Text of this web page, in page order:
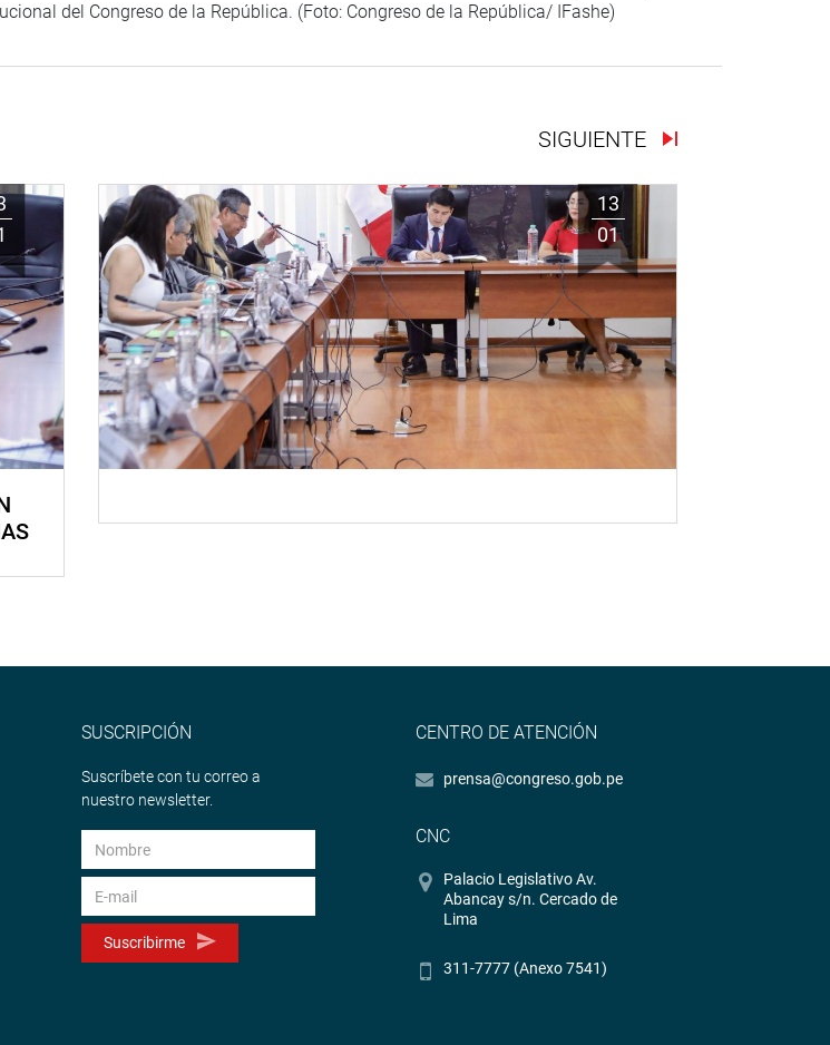
del Congreso de la República. (Foto: Congreso de la República/ IFashe)
SIGUIENTE
13
01
SUSCRIPCIÓN
Suscríbete con tu correo a
nuestro newsletter.
Suscribirme
CENTRO DE ATENCIÓN
prensa@congreso.gob.pe
CNC
Palacio Legislativo Av.
Abancay s/n. Cercado de
Lima
311-7777 (Anexo 7541)